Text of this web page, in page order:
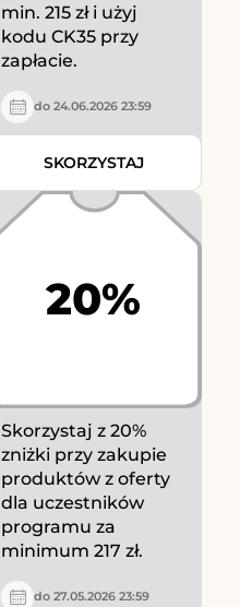
min. 215 zł i użyj
kodu CK35 przy
zapłacie.
do 24.06.2026 23:59
SKORZYSTAJ
20%
Skorzystaj z 20%
zniżki przy zakupie
produktów z oferty
dla uczestników
programu za
minimum 217 zł.
do 27.05.2026 23:59